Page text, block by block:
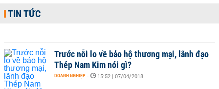
TIN TỨC
Trước nỗi lo về bảo hộ thương mại, lãnh đạo
Thép Nam Kim nói gì?
DOANH NGHIỆP - 15:52 | 07/04/2018